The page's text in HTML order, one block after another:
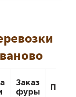
Заказ
фуры